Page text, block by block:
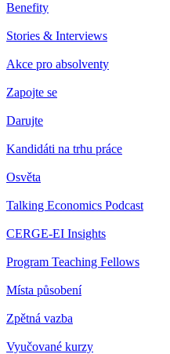
Benefity
Stories & Interviews
Akce pro absolventy
Zapojte se
Darujte
Kandidáti na trhu práce
Osvěta
Talking Economics Podcast
CERGE-EI Insights
Program Teaching Fellows
Místa působení
Zpětná vazba
Vyučované kurzy